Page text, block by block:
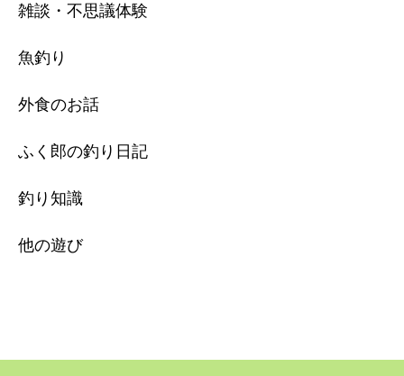
雑談・不思議体験
魚釣り
外食のお話
ふく郎の釣り日記
釣り知識
他の遊び